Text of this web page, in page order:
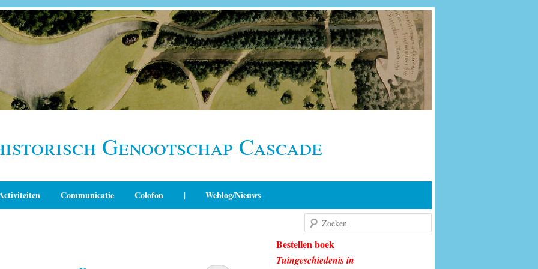
Genootschap Cascade
Communicatie Colofon | Weblog/Nieuws
Bestellen boek
Tuingeschiedenis in